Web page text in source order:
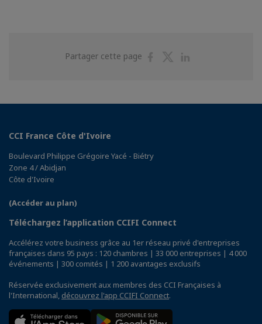
Partager cette page
PartagerPartager
CCI France Côte d'Ivoire
Boulevard Philippe Grégoire Yacé - Biétry
Zone 4 / Abidjan
Côte d'Ivoire
(Accéder au plan)
Téléchargez l’application CCIFI Connect
Accélérez votre business grâce au 1er réseau privé d'entreprises
françaises dans 95 pays : 120 chambres | 33 000 entreprises | 4 000
événements | 300 comités | 1 200 avantages exclusifs
Réservée exclusivement aux membres des CCI Françaises à
l'International, découvrez l'app CCIFI Connect.